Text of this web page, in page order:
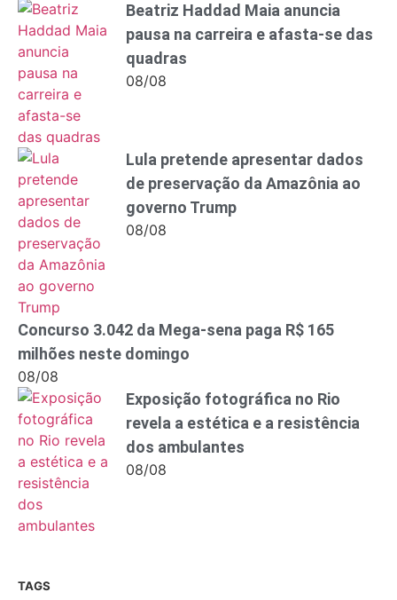
Beatriz Haddad Maia anuncia
pausa na carreira e afasta-se das
quadras
08/08
Lula pretende apresentar dados
de preservação da Amazônia ao
governo Trump
08/08
Concurso 3.042 da Mega-sena paga R$ 165
milhões neste domingo
08/08
Exposição fotográfica no Rio
revela a estética e a resistência
dos ambulantes
08/08
TAGS